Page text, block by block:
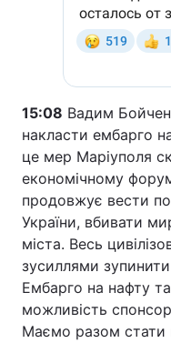
15:08 Вадим
накласти ембарго
це мер Маріуполя
економічному
продовжує вести
України, вбивати
міста. Весь
зусиллями
Ембарго на нафту
можливість
Маємо разом стати